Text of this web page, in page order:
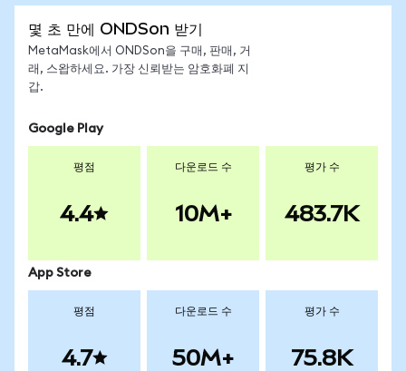
몇 초 만에 ONDSon 받기
MetaMask에서 ONDSon을 구매, 판매, 거
래, 스왑하세요. 가장 신뢰받는 암호화폐 지
갑.
Google Play
평점
4.4
다운로드 수
10M+
평가 수
483.7K
App Store
평점
4.7
다운로드 수
50M+
평가 수
75.8K